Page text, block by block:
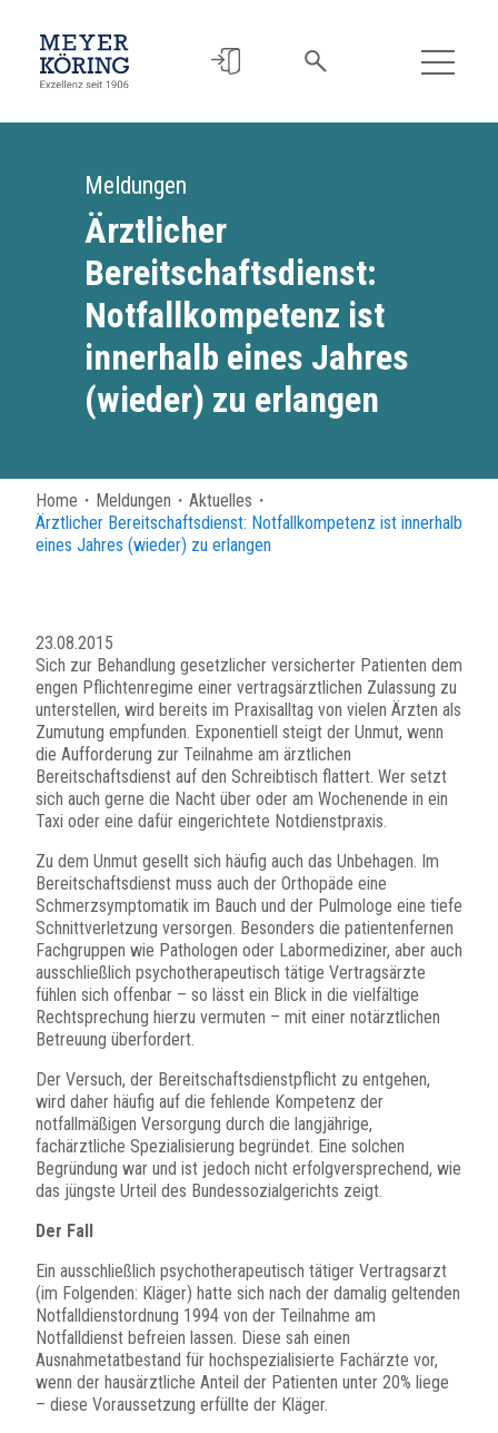
Meldungen
Ärztlicher
Bereitschaftsdienst:
Notfallkompetenz ist
innerhalb eines Jahres
(wieder) zu erlangen
Home ・ Meldungen ・ Aktuelles ・
Ärztlicher Bereitschaftsdienst: Notfallkompetenz ist innerhalb
eines Jahres (wieder) zu erlangen
23.08.2015
Sich zur Behandlung gesetzlicher versicherter Patienten dem
engen Pflichtenregime einer vertragsärztlichen Zulassung zu
unterstellen, wird bereits im Praxisalltag von vielen Ärzten als
Zumutung empfunden. Exponentiell steigt der Unmut, wenn
die Aufforderung zur Teilnahme am ärztlichen
Bereitschaftsdienst auf den Schreibtisch flattert. Wer setzt
sich auch gerne die Nacht über oder am Wochenende in ein
Taxi oder eine dafür eingerichtete Notdienstpraxis.
Zu dem Unmut gesellt sich häufig auch das Unbehagen. Im
Bereitschaftsdienst muss auch der Orthopäde eine
Schmerzsymptomatik im Bauch und der Pulmologe eine tiefe
Schnittverletzung versorgen. Besonders die patientenfernen
Fachgruppen wie Pathologen oder Labormediziner, aber auch
ausschließlich psychotherapeutisch tätige Vertragsärzte
fühlen sich offenbar – so lässt ein Blick in die vielfältige
Rechtsprechung hierzu vermuten – mit einer notärztlichen
Betreuung überfordert.
Der Versuch, der Bereitschaftsdienstpflicht zu entgehen,
wird daher häufig auf die fehlende Kompetenz der
notfallmäßigen Versorgung durch die langjährige,
fachärztliche Spezialisierung begründet. Eine solchen
Begründung war und ist jedoch nicht erfolgversprechend, wie
das jüngste Urteil des Bundessozialgerichts zeigt.
Der Fall
Ein ausschließlich psychotherapeutisch tätiger Vertragsarzt
(im Folgenden: Kläger) hatte sich nach der damalig geltenden
Notfalldienstordnung 1994 von der Teilnahme am
Notfalldienst befreien lassen. Diese sah einen
Ausnahmetatbestand für hochspezialisierte Fachärzte vor,
wenn der hausärztliche Anteil der Patienten unter 20% liege
– diese Voraussetzung erfüllte der Kläger.